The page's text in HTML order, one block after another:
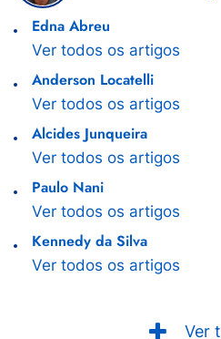
Edna Abreu
Ver todos os artigos
Anderson Locatelli
Ver todos os artigos
Alcides Junqueira
Ver todos os artigos
Paulo Nani
Ver todos os artigos
Kennedy da Silva
Ver todos os artigos
Ver